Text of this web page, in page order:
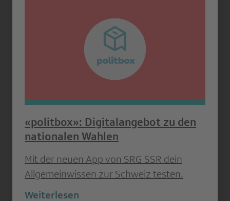
«politbox»: Digitalangebot zu den
nationalen Wahlen
Mit der neuen App von SRG SSR dein
Allgemeinwissen zur Schweiz testen.
Weiterlesen